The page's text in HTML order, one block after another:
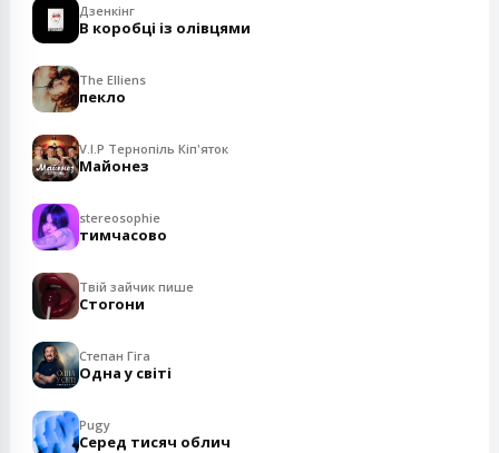
Дзенкінг
В коробці із олівцями
The Elliens
пекло
V.I.P Тернопіль Кіп'яток
Майонез
stereosophie
тимчасово
Твій зайчик пише
Стогони
Степан Гіга
Одна у світі
Pugy
Серед тисяч облич